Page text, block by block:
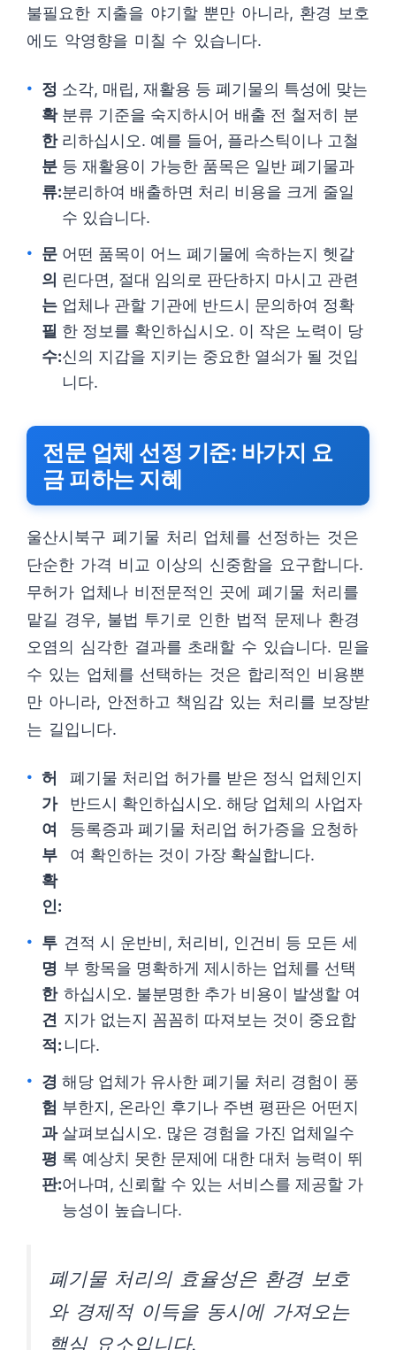
불필요한 지출을 야기할 뿐만 아니라, 환경 보호
에도 악영향을 미칠 수 있습니다.
정
확
한
분
류:
소각, 매립, 재활용 등 폐기물의 특성에 맞는
분류 기준을 숙지하시어 배출 전 철저히 분
리하십시오. 예를 들어, 플라스틱이나 고철
등 재활용이 가능한 품목은 일반 폐기물과
분리하여 배출하면 처리 비용을 크게 줄일
수 있습니다.
문
의
는
필
수:
어떤 품목이 어느 폐기물에 속하는지 헷갈
린다면, 절대 임의로 판단하지 마시고 관련
업체나 관할 기관에 반드시 문의하여 정확
한 정보를 확인하십시오. 이 작은 노력이 당
신의 지갑을 지키는 중요한 열쇠가 될 것입
니다.
전문 업체 선정 기준: 바가지 요
금 피하는 지혜
울산시북구 폐기물 처리 업체를 선정하는 것은
단순한 가격 비교 이상의 신중함을 요구합니다.
무허가 업체나 비전문적인 곳에 폐기물 처리를
맡길 경우, 불법 투기로 인한 법적 문제나 환경
오염의 심각한 결과를 초래할 수 있습니다. 믿을
수 있는 업체를 선택하는 것은 합리적인 비용뿐
만 아니라, 안전하고 책임감 있는 처리를 보장받
는 길입니다.
허
가
여
부
확
인:
폐기물 처리업 허가를 받은 정식 업체인지
반드시 확인하십시오. 해당 업체의 사업자
등록증과 폐기물 처리업 허가증을 요청하
여 확인하는 것이 가장 확실합니다.
투
명
한
견
적:
견적 시 운반비, 처리비, 인건비 등 모든 세
부 항목을 명확하게 제시하는 업체를 선택
하십시오. 불분명한 추가 비용이 발생할 여
지가 없는지 꼼꼼히 따져보는 것이 중요합
니다.
경
험
과
평
판:
해당 업체가 유사한 폐기물 처리 경험이 풍
부한지, 온라인 후기나 주변 평판은 어떤지
살펴보십시오. 많은 경험을 가진 업체일수
록 예상치 못한 문제에 대한 대처 능력이 뛰
어나며, 신뢰할 수 있는 서비스를 제공할 가
능성이 높습니다.
폐기물 처리의 효율성은 환경 보호
와 경제적 이득을 동시에 가져오는
핵심 요소입니다.